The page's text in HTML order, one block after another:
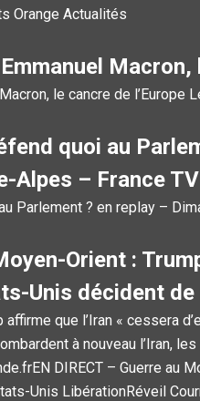
Orange Actualités
le cancre de l’Europe
quoi au
Alpes – France TV
Parlement ? en replay –
Orient :
Unis décident
affirme que l’Iran « cessera
à nouveau l’Iran,
DIRECT – Guerre au
Unis LibérationRéveil